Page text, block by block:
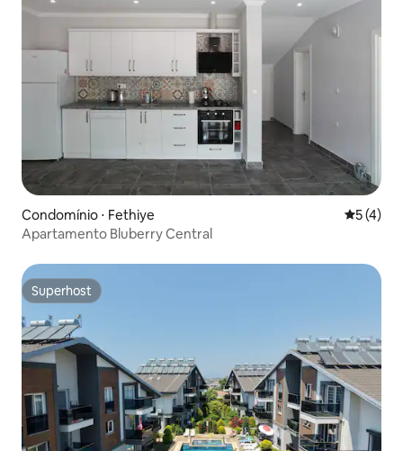
Condomínio ⋅ Fethiye 5 de
5 (4)
Apartamento Bluberry Central
Superhost
Superhost